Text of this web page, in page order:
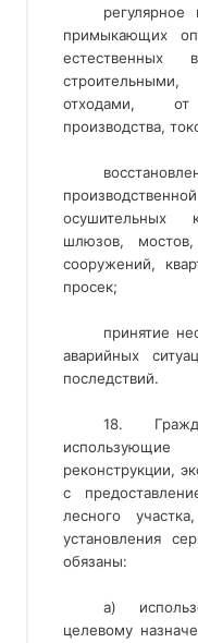
регулярное
примыкающих
естественных
отходами, от
производства,
осушительных
шлюзов, мостов,
сооружений,
просек;
принятие
аварийных
последствий.
18.
использующие
реконструкции,
с
лесного
установления
обязаны:
а)
целевому